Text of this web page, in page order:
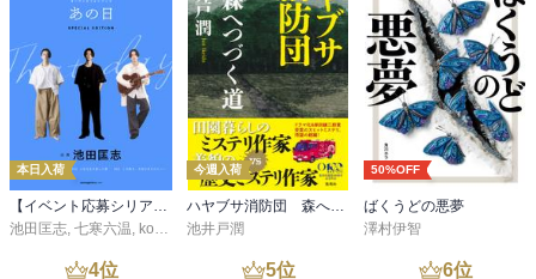
本日入荷
【イベント応募シリアルコード付】池田匡志出演・オーディオフォトブック「あの日」SPECIAL EDITION（音声／動画付）
池田匡志, 七寒六温, konoko58 ,村崎キコ
今週入荷
ハヤブサ消防団 森へつづく道
池井戸潤
50%OFF
ばくうどの悪夢
澤村伊智
4位 5位 6位